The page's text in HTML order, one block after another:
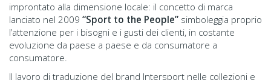
improntato alla dimensione locale: il concetto di marca
lanciato nel 2009 “Sport to the People” simboleggia proprio
l’attenzione per i bisogni e i gusti dei clienti, in costante
evoluzione da paese a paese e da consumatore a
consumatore.
Il lavoro di traduzione del brand Intersport nelle collezioni e